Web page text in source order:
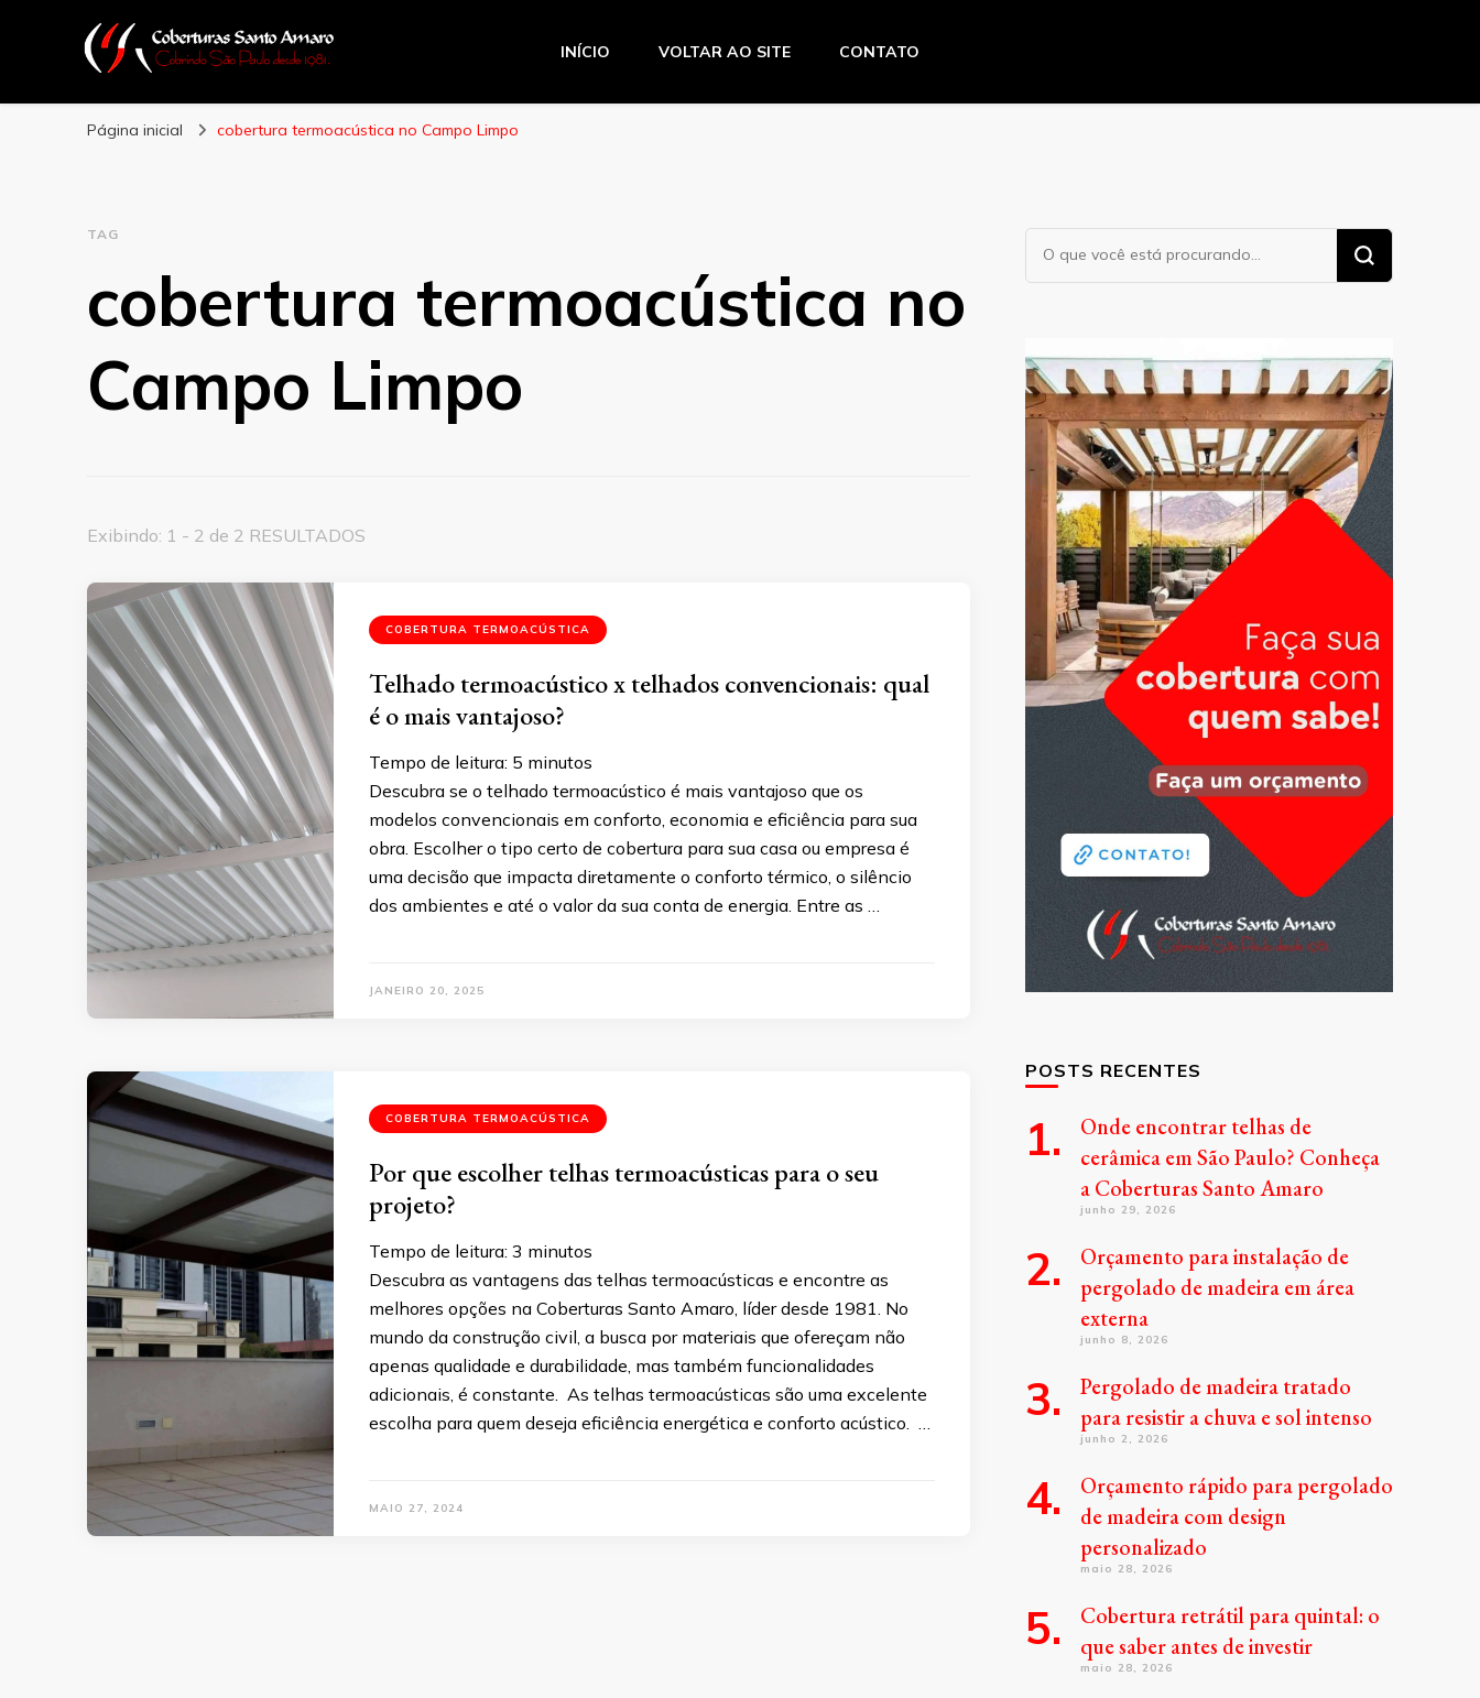
Coberturas Santo Amaro
INÍCIO VOLTAR AO SITE CONTATO
Página inicial cobertura termoacústica no Campo Limpo
TAG
cobertura termoacústica no
Campo Limpo
Exibindo: 1 - 2 de 2 RESULTADOS
COBERTURA TERMOACÚSTICA
Telhado termoacústico x telhados convencionais: qual
é o mais vantajoso?
Tempo de leitura: 5 minutos
Descubra se o telhado termoacústico é mais vantajoso que os
modelos convencionais em conforto, economia e eficiência para sua
obra. Escolher o tipo certo de cobertura para sua casa ou empresa é
uma decisão que impacta diretamente o conforto térmico, o silêncio
dos ambientes e até o valor da sua conta de energia. Entre as …
JANEIRO 20, 2025
COBERTURA TERMOACÚSTICA
Por que escolher telhas termoacústicas para o seu
projeto?
Tempo de leitura: 3 minutos
Descubra as vantagens das telhas termoacústicas e encontre as
melhores opções na Coberturas Santo Amaro, líder desde 1981. No
mundo da construção civil, a busca por materiais que ofereçam não
apenas qualidade e durabilidade, mas também funcionalidades
adicionais, é constante. As telhas termoacústicas são uma excelente
escolha para quem deseja eficiência energética e conforto acústico. …
MAIO 27, 2024
Procurando
POSTS RECENTES
Onde encontrar telhas de
cerâmica em São Paulo? Conheça
a Coberturas Santo Amaro
junho 29, 2026
Orçamento para instalação de
pergolado de madeira em área
externa
junho 8, 2026
Pergolado de madeira tratado
para resistir a chuva e sol intenso
junho 2, 2026
Orçamento rápido para pergolado
de madeira com design
personalizado
maio 28, 2026
Cobertura retrátil para quintal: o
que saber antes de investir
maio 28, 2026